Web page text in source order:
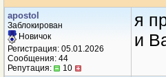
apostol
Заблокирован
Новичок
Регистрация: 05.01.2026
Сообщения: 44
Репутация:
10
я
и